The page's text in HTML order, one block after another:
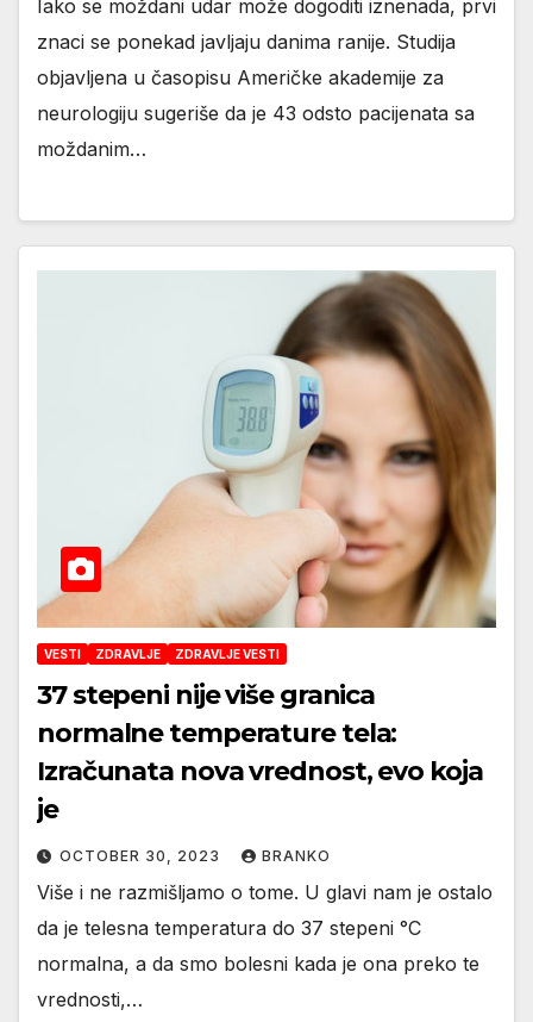
Iako se moždani udar može dogoditi iznenada, prvi
znaci se ponekad javljaju danima ranije. Studija
objavljena u časopisu Američke akademije za
neurologiju sugeriše da je 43 odsto pacijenata sa
moždanim…
VESTI ZDRAVLJE ZDRAVLJE VESTI
37 stepeni nije više granica
normalne temperature tela:
Izračunata nova vrednost, evo koja
je
OCTOBER 30, 2023 BRANKO
Više i ne razmišljamo o tome. U glavi nam je ostalo
da je telesna temperatura do 37 stepeni °C
normalna, a da smo bolesni kada je ona preko te
vrednosti,…